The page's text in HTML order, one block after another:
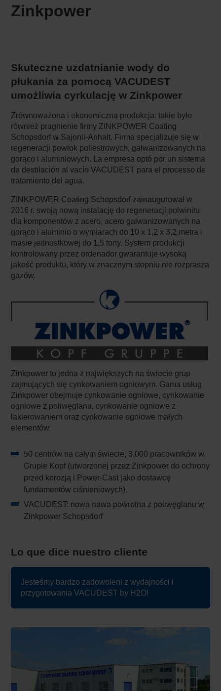
Zinkpower
Skuteczne uzdatnianie wody do
płukania za pomocą VACUDEST
umożliwia cyrkulację w Zinkpower
Zrównoważona i ekonomiczna produkcja: takie było
również pragnienie firmy ZINKPOWER Coating
Schopsdorf w Sajonii-Anhalt. Firma specjalizuje się w
regeneracji powłok poliestrowych, galwanizowanych na
gorąco i aluminiowych. La empresa optó por un sistema
de destilación al vacío VACUDEST para el processo de
tratamiento del agua.
ZINKPOWER Coating Schopsdorf zainaugurował w
2016 r. swoją nową instalację do regeneracji polwinitu
dla komponentów z acero, acero galwanizowanych na
gorąco i aluminio o wymiarach do 10 x 1,2 x 3,2 metra i
masie jednostkowej do 1,5 tony. System produkcji
kontrolowany przez ordenador gwarantuje wysoką
jakość produktu, który w znacznym stopniu nie rozprasza
gazów.
Zinkpower to jedna z największych na świecie grup
zajmujących się cynkowaniem ogniowym. Gama usług
Zinkpower obejmuje cynkowanie ogniowe, cynkowanie
ogniowe z poliwęglanu, cynkowanie ogniowe z
lakierowaniem oraz cynkowanie ogniowe małych
elementów.
50 centrów na całym świecie, 3.000 pracowników w
Grupie Kopf (utworzonej przez Zinkpower do ochrony
przed korozją i Power-Cast jako dostawcę
fundamentów ciśnieniowych).
VACUDEST: nowa nawa powrotna z poliwęglanu w
Zinkpower Schopsdorf
Lo que dice nuestro cliente
Jesteśmy bardzo zadowoleni z wydajności i
przygotowania VACUDEST by H2O!